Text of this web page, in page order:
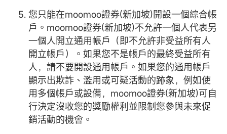
您只能在moomoo證券(新加坡)開設一個綜合帳
戶。moomoo證券(新加坡)不允許一個人代表另
一個人開立通用帳戶（即不允許非受益所有人
開立帳戶）。如果您不是帳戶的最終受益所有
人，請不要開設通用帳戶。如果您的通用帳戶
顯示出欺詐、濫用或可疑活動的跡象，例如使
用多個帳戶或設備，moomoo證券(新加坡)可自
行決定沒收您的獎勵權利並限制您參與未來促
銷活動的機會。